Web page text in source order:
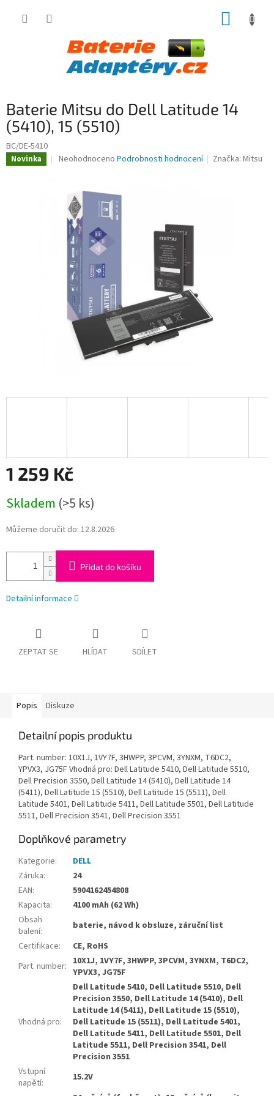
Baterie Mitsu do Dell Latitude 14
(5410), 15 (5510)
BC/DE-5410
Novinka
Průměrné
0,0
hvězdiček.
Neohodnoceno Podrobnosti hodnocení Značka:Mitsu
1 259 Kč
cena:
Skladem (>5 ks)
Můžeme doručit do: 12.8.2026
Přidat do košíku
Detailní informace
ZEPTAT SE HLÍDAT SDÍLET
Popis Diskuze
Detailní popis produktu
Part. number: 10X1J, 1VY7F, 3HWPP, 3PCVM, 3YNXM, T6DC2,
YPVX3, JG75F Vhodná pro: Dell Latitude 5410, Dell Latitude 5510,
Dell Precision 3550, Dell Latitude 14 (5410), Dell Latitude 14
(5411), Dell Latitude 15 (5510), Dell Latitude 15 (5511), Dell
Latitude 5401, Dell Latitude 5411, Dell Latitude 5501, Dell Latitude
5511, Dell Precision 3541, Dell Precision 3551
Doplňkové parametry
Kategorie:
DELL
Záruka:
24
EAN:
5904162454808
Kapacita:
4100 mAh (62 Wh)
Obsah
balení:
baterie, návod k obsluze, záruční list
Certifikace:
CE, RoHS
Part. number: 10X1J, 1VY7F, 3HWPP, 3PCVM, 3YNXM, T6DC2,
YPVX3, JG75F
Vhodná pro:
Dell Latitude 5410, Dell Latitude 5510, Dell
Precision 3550, Dell Latitude 14 (5410), Dell
Latitude 14 (5411), Dell Latitude 15 (5510),
Dell Latitude 15 (5511), Dell Latitude 5401,
Dell Latitude 5411, Dell Latitude 5501, Dell
Latitude 5511, Dell Precision 3541, Dell
Precision 3551
Vstupní
napětí:
15.2V